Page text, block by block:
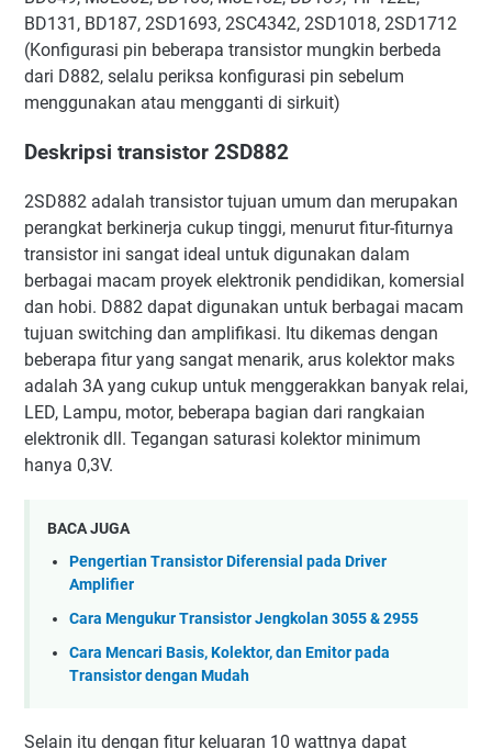
BD131, BD187, 2SD1693, 2SC4342, 2SD1018, 2SD1712
(Konfigurasi pin beberapa transistor mungkin berbeda
dari D882, selalu periksa konfigurasi pin sebelum
menggunakan atau mengganti di sirkuit)
Deskripsi transistor 2SD882
2SD882 adalah transistor tujuan umum dan merupakan
perangkat berkinerja cukup tinggi, menurut fitur-fiturnya
transistor ini sangat ideal untuk digunakan dalam
berbagai macam proyek elektronik pendidikan, komersial
dan hobi. D882 dapat digunakan untuk berbagai macam
tujuan switching dan amplifikasi. Itu dikemas dengan
beberapa fitur yang sangat menarik, arus kolektor maks
adalah 3A yang cukup untuk menggerakkan banyak relai,
LED, Lampu, motor, beberapa bagian dari rangkaian
elektronik dll. Tegangan saturasi kolektor minimum
hanya 0,3V.
BACA JUGA
Pengertian Transistor Diferensial pada Driver
Amplifier
Cara Mengukur Transistor Jengkolan 3055 & 2955
Cara Mencari Basis, Kolektor, dan Emitor pada
Transistor dengan Mudah
Selain itu dengan fitur keluaran 10 wattnya dapat